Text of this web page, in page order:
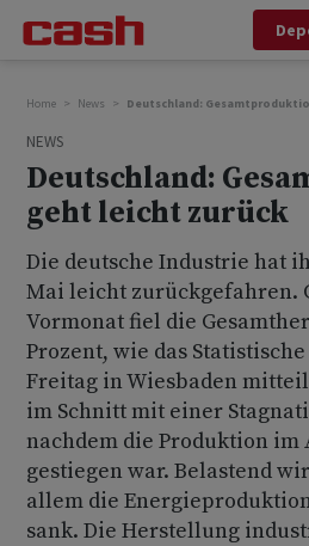
Home News Deutschland:
NEWS
Deutschland:
geht leicht zurück
Die deutsche Industrie hat
Mai leicht zurückgefahren.
Vormonat fiel die
Prozent, wie das
Freitag in Wiesbaden
im Schnitt mit einer
nachdem die Produktion im
gestiegen war. Belastend
allem die
sank. Die Herstellung